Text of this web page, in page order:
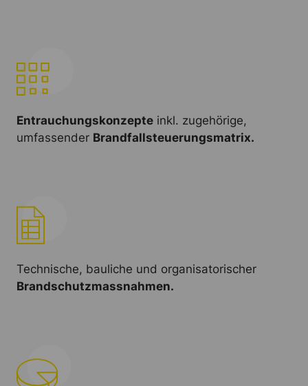
Entrauchungskonzepte inkl. zugehörige,
umfassender Brandfallsteuerungsmatrix.
Technische, bauliche und organisatorischer
Brandschutzmassnahmen.